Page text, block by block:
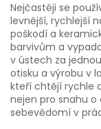
Nejčastěji se
levnější, rychlejší
poškodí a
barvivům a
v ústech za
otisku a výrobu v
kteří chtějí rychle
nejen pro snahu o
sebevědomí v